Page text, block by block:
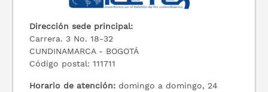
Dirección sede principal:
Carrera. 3 No. 18-32
CUNDINAMARCA - BOGOTÁ
Código postal: 111711
Horario de atención: domingo a domingo, 24